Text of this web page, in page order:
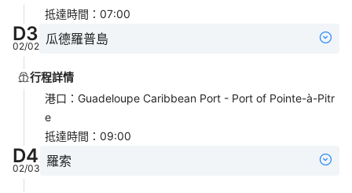
抵達時間 ： 07:00
D3
02/02 瓜德羅普島
行程詳情
港口 ： Guadeloupe Caribbean Port - Port of Pointe-à-Pitr
e
抵達時間 ： 09:00
D4
02/03 羅索